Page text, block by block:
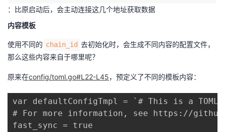
：比原启动后，会主动连接这几个地址获取数据
内容模板
使用不同的 chain_id 去初始化时，会生成不同内容的配置文件，
那么这些内容来自于哪里呢？
原来在config/toml.go#L22-L45，预定义了不同的模板内容：
var defaultConfigTmpl = `# This is a
# For more information, see https://
fast_sync = true